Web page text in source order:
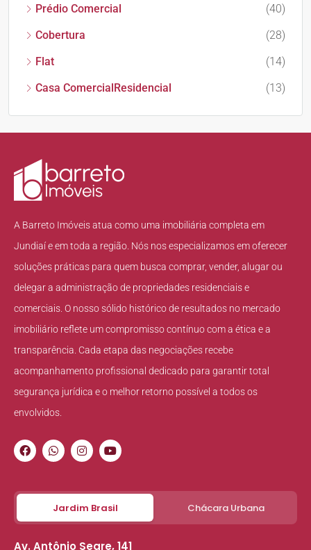
Prédio Comercial
(40)
Cobertura
(28)
Flat
(14)
Casa ComercialResidencial
(13)
A Barreto Imóveis atua como uma imobiliária completa em
Jundiaí e em toda a região. Nós nos especializamos em oferecer
soluções práticas para quem busca comprar, vender, alugar ou
delegar a administração de propriedades residenciais e
comerciais. O nosso sólido histórico de resultados no mercado
imobiliário reflete um compromisso contínuo com a ética e a
transparência. Cada etapa das negociações recebe
acompanhamento profissional dedicado para garantir total
segurança jurídica e o melhor retorno possível a todos os
envolvidos.
Jardim Brasil Chácara Urbana
Av. Antônio Segre, 141